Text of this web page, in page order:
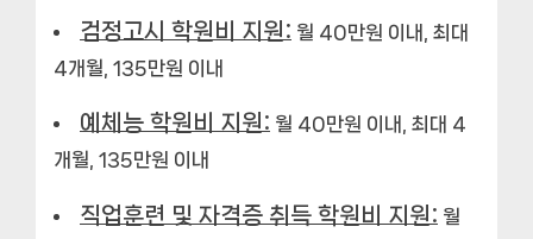
검정고시 학원비 지원: 월 40만원 이내, 최대
4개월, 135만원 이내
예체능 학원비 지원: 월 40만원 이내, 최대 4
개월, 135만원 이내
직업훈련 및 자격증 취득 학원비 지원: 월